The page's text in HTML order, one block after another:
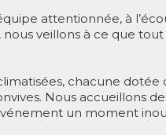
attentionnée, à
veillons à ce que
chacune dotée
Nous accueillons
un moment